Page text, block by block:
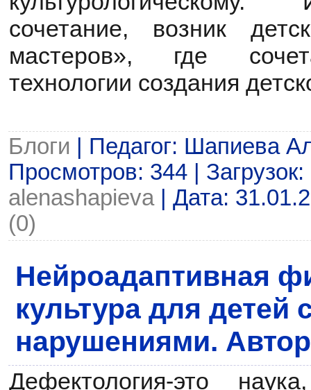
сочетание, возник
мастеров», где
технологии создания
Блоги | Педагог: Шапиева
Просмотров: 344 |
alenashapieva| Дата:
(0)
Нейроадаптивная
культура для
нарушениями.
Дефектология-это